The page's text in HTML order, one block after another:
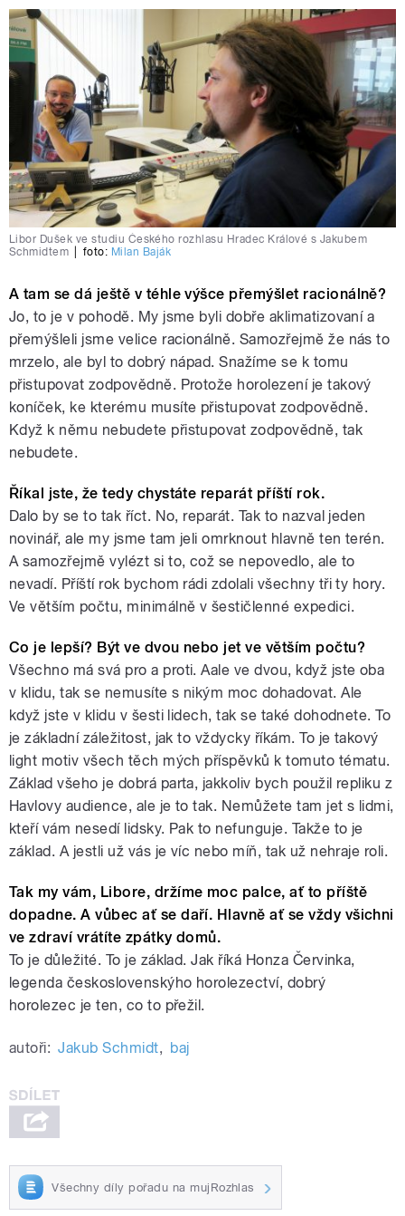
Libor Dušek ve studiu Českého rozhlasu Hradec Králové s Jakubem
Schmidtem
foto: Milan Baják
A tam se dá ještě v téhle výšce přemýšlet racionálně?
Jo, to je v pohodě. My jsme byli dobře aklimatizovaní a
přemýšleli jsme velice racionálně. Samozřejmě že nás to
mrzelo, ale byl to dobrý nápad. Snažíme se k tomu
přistupovat zodpovědně. Protože horolezení je takový
koníček, ke kterému musíte přistupovat zodpovědně.
Když k němu nebudete přistupovat zodpovědně, tak
nebudete.
Říkal jste, že tedy chystáte reparát příští rok.
Dalo by se to tak říct. No, reparát. Tak to nazval jeden
novinář, ale my jsme tam jeli omrknout hlavně ten terén.
A samozřejmě vylézt si to, což se nepovedlo, ale to
nevadí. Příští rok bychom rádi zdolali všechny tři ty hory.
Ve větším počtu, minimálně v šestičlenné expedici.
Co je lepší? Být ve dvou nebo jet ve větším počtu?
Všechno má svá pro a proti. Aale ve dvou, když jste oba
v klidu, tak se nemusíte s nikým moc dohadovat. Ale
když jste v klidu v šesti lidech, tak se také dohodnete. To
je základní záležitost, jak to vždycky říkám. To je takový
light motiv všech těch mých příspěvků k tomuto tématu.
Základ všeho je dobrá parta, jakkoliv bych použil repliku z
Havlovy audience, ale je to tak. Nemůžete tam jet s lidmi,
kteří vám nesedí lidsky. Pak to nefunguje. Takže to je
základ. A jestli už vás je víc nebo míň, tak už nehraje roli.
Tak my vám, Libore, držíme moc palce, ať to příště
dopadne. A vůbec ať se daří. Hlavně ať se vždy všichni
ve zdraví vrátíte zpátky domů.
To je důležité. To je základ. Jak říká Honza Červinka,
legenda československýho horolezectví, dobrý
horolezec je ten, co to přežil.
autoři: Jakub Schmidt, baj
Všechny díly pořadu na mujRozhlas